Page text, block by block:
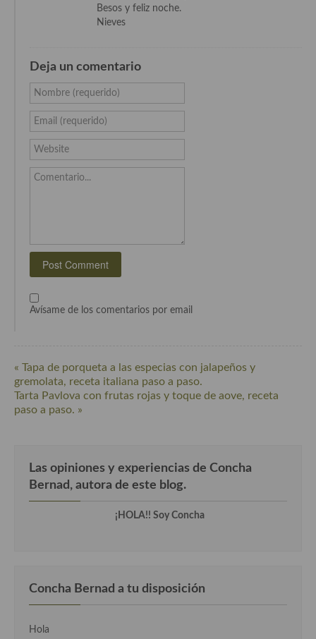
Cocina Extremeña
Cocina Murciana
Cocina Navarra
Cocina Riojana
Cocina Europea
Cocina Alemana
Cocina Austriaca
Cocina Bulgara
Cocina Danesa
Cocina de Polonia
Cocina de Ucrania
Cocina Griega
Besos y feliz noche.
Nieves
Deja un comentario
Nombre (requerido)
Email (requerido)
Website
Comentario...
Avísame de los comentarios por email
« Tapa de porqueta a las especias con jalapeños y
gremolata, receta italiana paso a paso.
Tarta Pavlova con frutas rojas y toque de aove, receta
paso a paso. »
Las opiniones y experiencias de Concha
Bernad, autora de este blog.
¡HOLA!! Soy Concha
Concha Bernad a tu disposición
Hola